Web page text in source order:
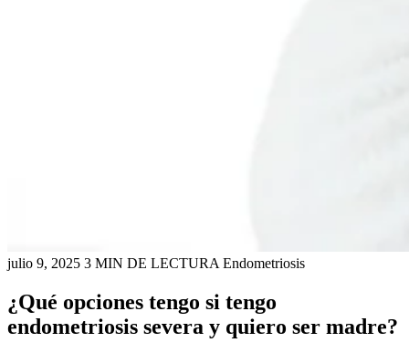
julio 9, 2025 3 MIN DE LECTURA Endometriosis
¿Qué opciones tengo si tengo
endometriosis severa y quiero ser madre?